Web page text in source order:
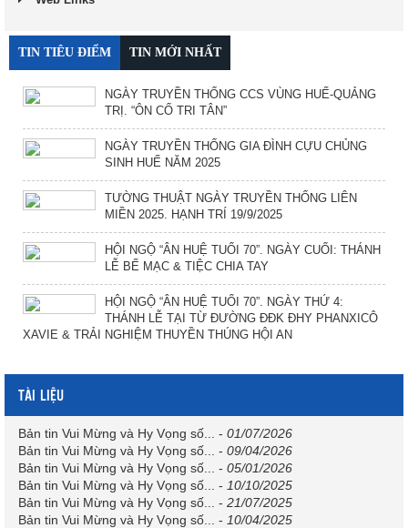
TIN TIÊU ĐIỂM TIN MỚI NHẤT
NGÀY TRUYỀN THỐNG CCS VÙNG HUẾ-QUẢNG
TRỊ. “ÔN CỐ TRI TÂN”
NGÀY TRUYỀN THỐNG GIA ĐÌNH CỰU CHỦNG
SINH HUẾ NĂM 2025
TƯỜNG THUẬT NGÀY TRUYỀN THỐNG LIÊN
MIỀN 2025. HẠNH TRÍ 19/9/2025
HỘI NGỘ “ÂN HUỆ TUỔI 70”. NGÀY CUỐI: THÁNH
LỄ BẾ MẠC & TIỆC CHIA TAY
HỘI NGỘ “ÂN HUỆ TUỔI 70”. NGÀY THỨ 4:
THÁNH LỄ TẠI TỪ ĐƯỜNG ĐĐK ĐHY PHANXICÔ
XAVIE & TRẢI NGHIỆM THUYỀN THÚNG HỘI AN
TÀI LIỆU
Bản tin Vui Mừng và Hy Vọng số... - 01/07/2026
Bản tin Vui Mừng và Hy Vọng số...
- 09/04/2026
Bản tin Vui Mừng và Hy Vọng số...
- 05/01/2026
Bản tin Vui Mừng và Hy Vọng số...
- 10/10/2025
Bản tin Vui Mừng và Hy Vọng số...
- 21/07/2025
Bản tin Vui Mừng và Hy Vọng số...
- 10/04/2025